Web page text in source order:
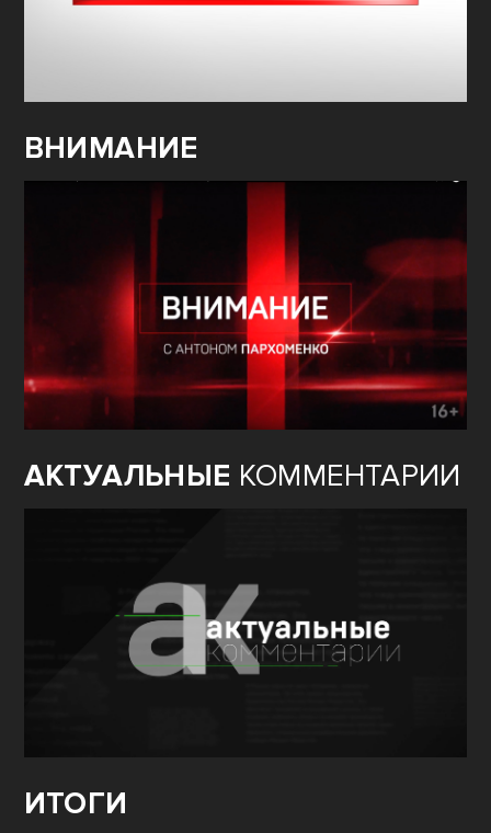
ВНИМАНИЕ
АКТУАЛЬНЫЕ КОММЕНТАРИИ
ИТОГИ